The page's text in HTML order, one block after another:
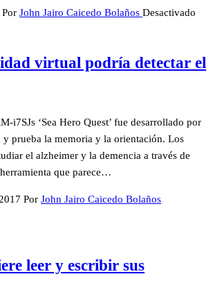
Por John Jairo Caicedo Bolaños Desactivado
virtual podría detectar el
i7SJs ‘Sea Hero Quest’ fue desarrollado por
prueba la memoria y la orientación. Los
el alzheimer y la demencia a través de
que parece…
Por John Jairo Caicedo Bolaños
leer y escribir sus